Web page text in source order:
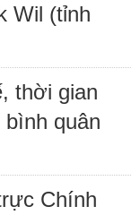
Wil (tỉnh
thời gian
bình quân
Chính